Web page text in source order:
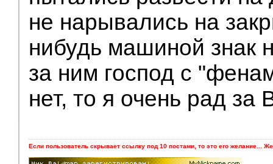
не нарывались на
нибудь машиной знак
за ним господ с
нет, то я очень рад за
Если пользователь скрывает ссылку под 10 постами, то это его желание...